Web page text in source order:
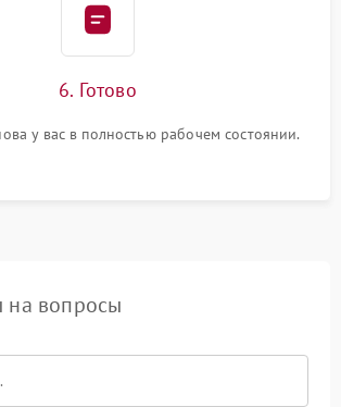
6. Готово
у вас в полностью рабочем состоянии.
на вопросы